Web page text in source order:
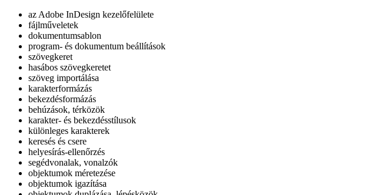
az Adobe InDesign kezelőfelülete
fájlműveletek
dokumentumsablon
program- és dokumentum beállítások
szövegkeret
hasábos szövegkeretet
szöveg importálása
karakterformázás
bekezdésformázás
behúzások, térközök
karakter- és bekezdésstílusok
különleges karakterek
keresés és csere
helyesírás-ellenőrzés
segédvonalak, vonalzók
objektumok méretezése
objektumok igazítása